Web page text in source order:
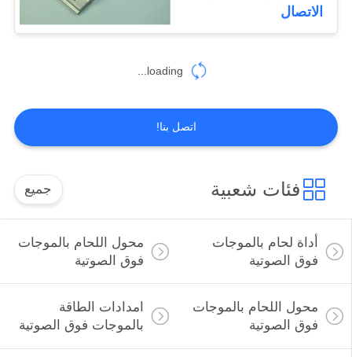
فوهات الرش
16
أداة القطع بالموجات
فوق الصوتية
15
الاتصال
loading...
اتصل بنا!
فئات شعبية جميع
أداة لحام بالموجات
فوق الصوتية
محول اللحام بالموجات
فوق الصوتية
محول اللحام بالموجات
فوق الصوتية
امدادات الطاقة
بالموجات فوق الصوتية